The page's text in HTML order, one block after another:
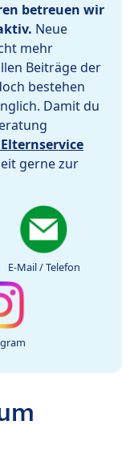
betreuen wir
Neue
mehr
Beiträge der
bestehen
Damit du
Elternservice
gerne zur
E-Mail / Telefon